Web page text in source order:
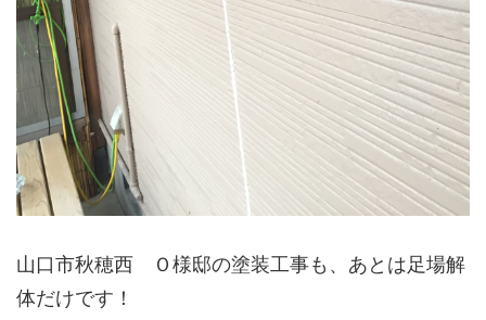
山口市秋穂西 Ｏ様邸の塗装工事も、あとは足場解
体だけです！